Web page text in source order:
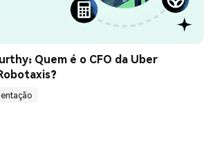
Quem é o CFO da Uber